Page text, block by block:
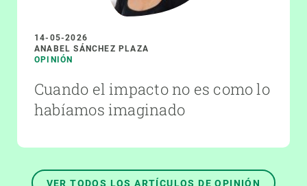
14-05-2026
ANABEL SÁNCHEZ PLAZA
OPINIÓN
Cuando el impacto no es como lo
habíamos imaginado
VER TODOS LOS ARTÍCULOS DE OPINIÓN